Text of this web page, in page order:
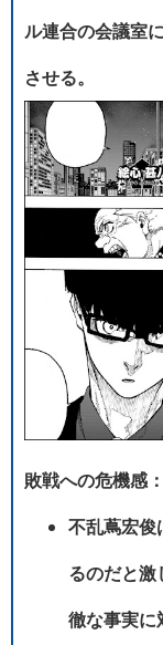
ル連合の会議室
させる。
敗戦への危機感：
不乱蔦宏俊
るのだと
徹な事実に